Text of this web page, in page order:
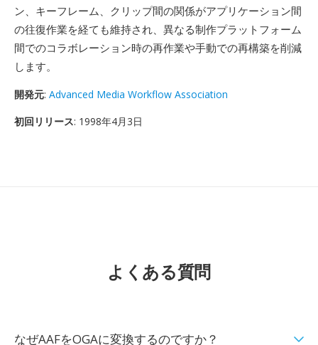
ン、キーフレーム、クリップ間の関係がアプリケーション間
の往復作業を経ても維持され、異なる制作プラットフォーム
間でのコラボレーション時の再作業や手動での再構築を削減
します。
開発元: Advanced Media Workflow Association
初回リリース: 1998年4月3日
よくある質問
なぜAAFをOGAに変換するのですか？